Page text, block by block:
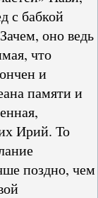
с бабкой
оно ведь
что
и
памяти и
Ирий. То
поздно, чем